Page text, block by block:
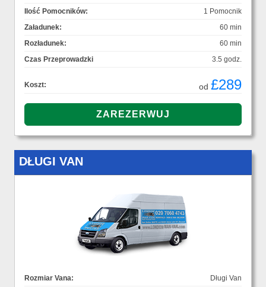
Ilość Pomocników:
1 Pomocnik
Załadunek:
60 min
Rozładunek:
60 min
Czas Przeprowadzki
3.5 godz.
Koszt: od £289
DŁUGI VAN
Rozmiar Vana:
Długi Van